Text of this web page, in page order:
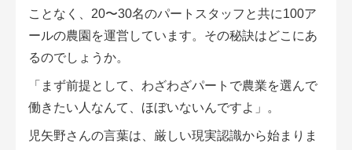
ことなく、20〜30名のパートスタッフと共に100ア
ールの農園を運営しています。その秘訣はどこにあ
るのでしょうか。
「まず前提として、わざわざパートで農業を選んで
働きたい人なんて、ほぼいないんですよ」。
児矢野さんの言葉は、厳しい現実認識から始まりま